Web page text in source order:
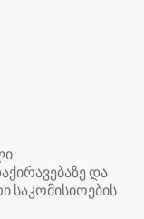
და
საკომისიოების